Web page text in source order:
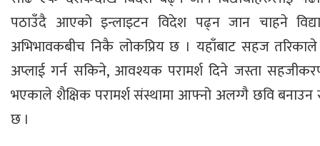
पठाउँदै आएको इन्लाइटन विदेश पढ्न जान चाहने
अभिभावकबीच निकै लोकप्रिय छ । यहाँबाट सहज तरिकाले
अप्लाई गर्न सकिने, आवश्यक परामर्श दिने जस्ता
भएकाले शैक्षिक परामर्श संस्थामा आफ्नो अलग्गै छवि
छ ।